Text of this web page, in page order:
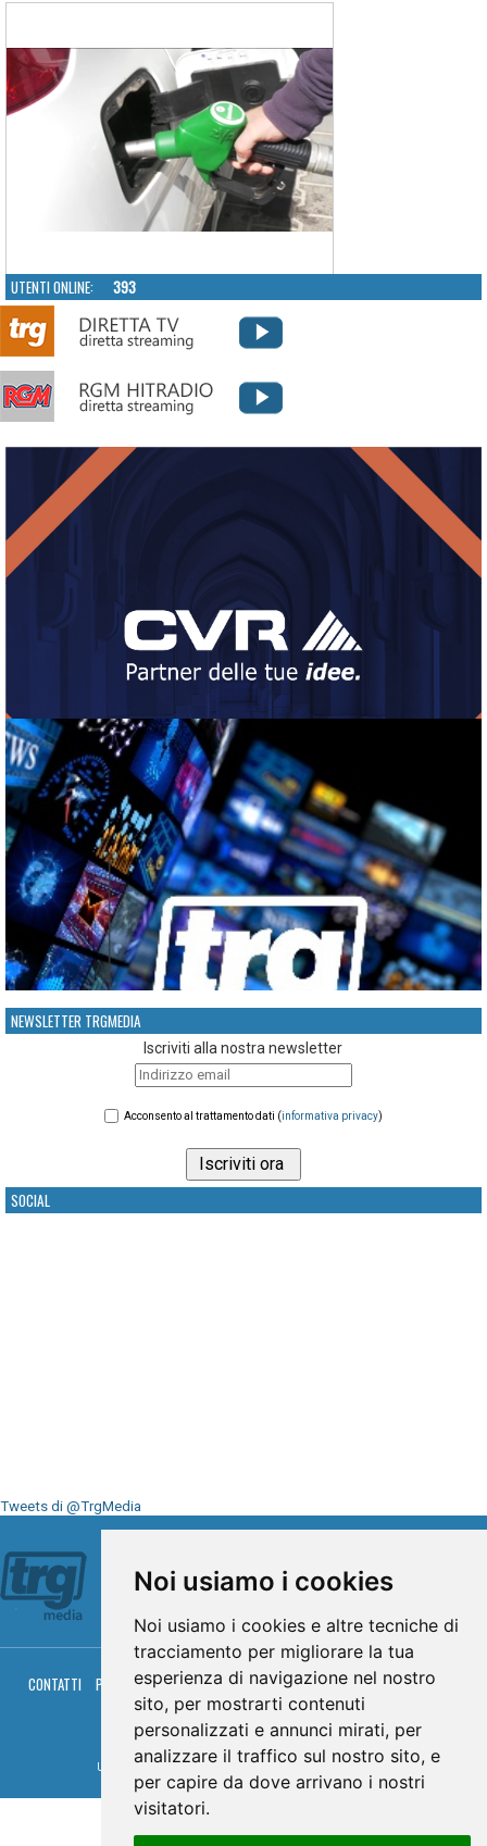
Noi usiamo i cookies
Noi usiamo i cookies e altre tecniche di
tracciamento per migliorare la tua
esperienza di navigazione nel nostro
sito, per mostrarti contenuti
personalizzati e annunci mirati, per
analizzare il traffico sul nostro sito, e
per capire da dove arrivano i nostri
visitatori.
UTENTI ONLINE: 393
NEWSLETTER TRGMEDIA
Iscriviti alla nostra newsletter
Acconsento al trattamento dati (informativa privacy)
SOCIAL
Tweets di @TrgMedia
CONTATTI PRIVACY COOKIES PALINSESTO DIRETTA TV
DIRETTA RADIO
RGM HITRADIO
© TRG Media 2005-2026
Umbria Televisioni s.r.l. - P.I.00496230541 - www.trgmedia.it - Powered by